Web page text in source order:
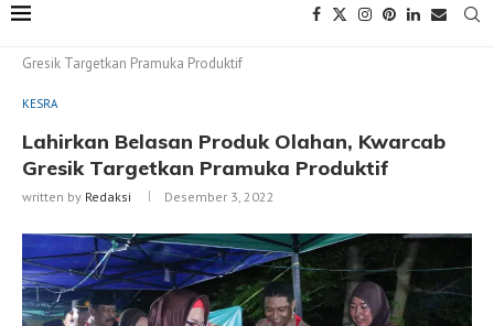
Gresik Targetkan Pramuka Produktif
KESRA
Lahirkan Belasan Produk Olahan, Kwarcab
Gresik Targetkan Pramuka Produktif
written by Redaksi Desember 3, 2022